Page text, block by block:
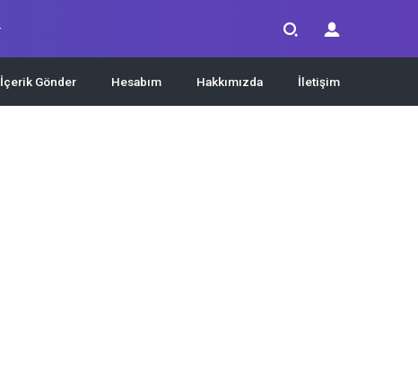
İçerik Gönder Hesabım Hakkımızda İletişim